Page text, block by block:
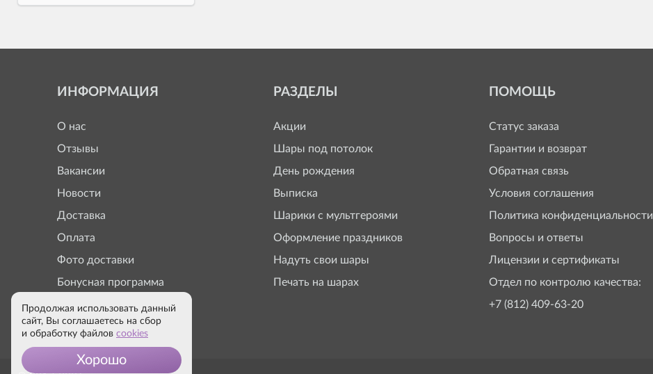
ИНФОРМАЦИЯ
О нас
Отзывы
Вакансии
Новости
Доставка
Оплата
Фото доставки
Бонусная программа
РАЗДЕЛЫ
Акции
Шары под потолок
День рождения
Выписка
Шарики с мультгероями
Оформление праздников
Надуть свои шары
Печать на шарах
ПОМОЩЬ
Статус заказа
Гарантии и возврат
Обратная связь
Условия соглашения
Политика конфиденциальности
Вопросы и ответы
Лицензии и сертификаты
Отдел по контролю качества:
+7 (812) 409-63-20
Продолжая использовать данный
сайт, Вы соглашаетесь на сбор
и обработку файлов cookies
Хорошо